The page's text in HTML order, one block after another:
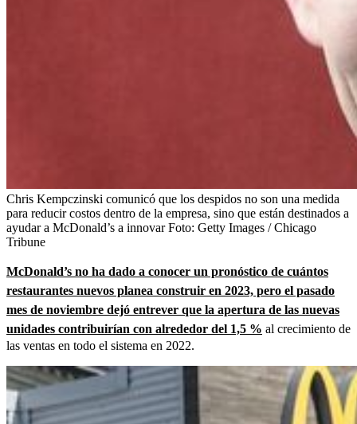
Chris Kempczinski comunicó que los despidos no son una medida
para reducir costos dentro de la empresa, sino que están destinados a
ayudar a McDonald’s a innovarFoto: Getty Images / Chicago
Tribune
McDonald’s no ha dado a conocer un pronóstico de cuántos
restaurantes nuevos planea construir en 2023, pero el pasado
mes de noviembre dejó entrever que la apertura de las nuevas
unidades contribuirían con alrededor del 1,5 % al crecimiento de
las ventas en todo el sistema en 2022.